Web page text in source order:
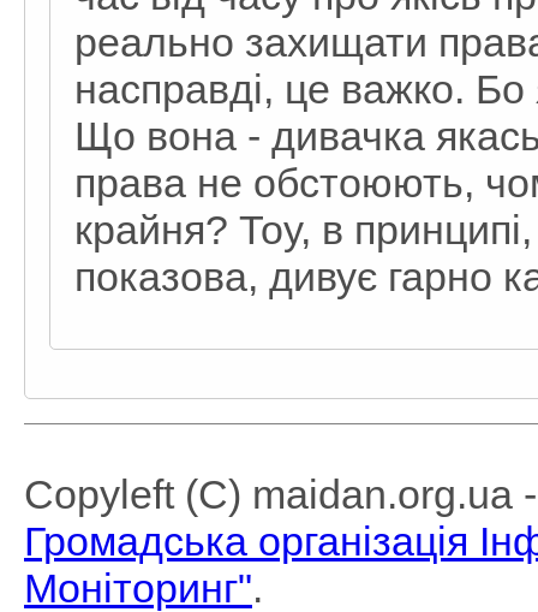
реально захищати
насправді, це важко. Бо
Що вона - дивачка
права не обстоюють,
крайня? Тоу, в принципі,
показова, дивує гарно
Copyleft (C) maidan.org.ua
Громадська організація
Моніторинг".